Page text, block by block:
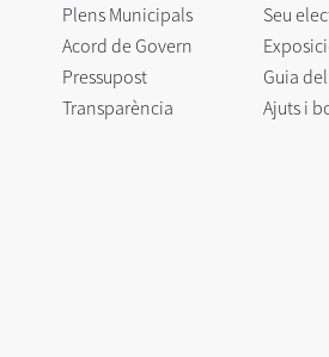
Plens Municipals
Acord de Govern
Pressupost
Transparència
Seu
Guia
Ajuts i